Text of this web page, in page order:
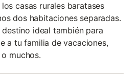
casas rurales baratases
dos habitaciones separadas.
ideal también para
a tu familia de vacaciones,
muchos.